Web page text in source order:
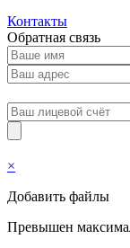
Контакты
Обратная связь
×
Добавить файлы
Превышен